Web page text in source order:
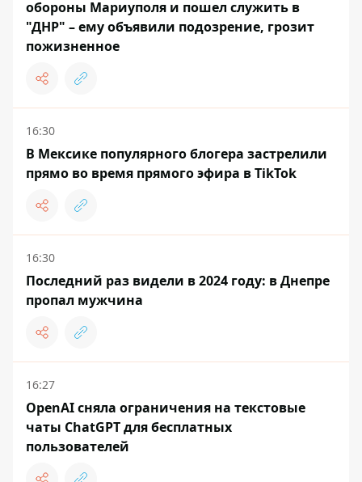
обороны Мариуполя и пошел служить в
"ДНР" – ему объявили подозрение, грозит
пожизненное
16:30
В Мексике популярного блогера застрелили
прямо во время прямого эфира в TikTok
16:30
Последний раз видели в 2024 году: в Днепре
пропал мужчина
16:27
OpenAI сняла ограничения на текстовые
чаты ChatGPT для бесплатных
пользователей